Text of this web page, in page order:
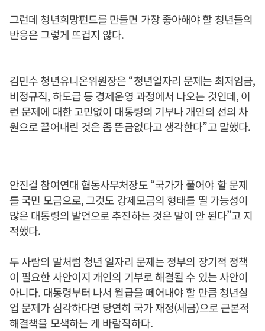
그런데 청년희망펀드를 만들면 가장 좋아해야 할 청년들의
반응은 그렇게 뜨겁지 않다.
김민수 청년유니온위원장은 “청년일자리 문제는 최저임금,
비정규직, 하도급 등 경제운영 과정에서 나오는 것인데, 이
런 문제에 대한 고민없이 대통령의 기부나 개인의 선의 차
원으로 끌어내린 것은 좀 뜬금없다고 생각한다”고 말했다.
안진걸 참여연대 협동사무처장도 “국가가 풀어야 할 문제
를 국민 모금으로, 그것도 강제모금의 형태를 띨 가능성이
많은 대통령의 발언으로 추진하는 것은 말이 안 된다”고 지
적했다.
두 사람의 말처럼 청년 일자리 문제는 정부의 장기적 정책
이 필요한 사안이지 개인의 기부로 해결될 수 있는 사안이
아니다. 대통령부터 나서 월급을 떼어내야 할 만큼 청년실
업 문제가 심각하다면 당연히 국가 재정(세금)으로 근본적
해결책을 모색하는 게 바람직하다.